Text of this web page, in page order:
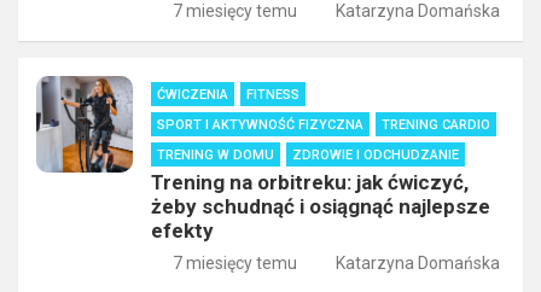
7 miesięcy temu Katarzyna Domańska
ĆWICZENIA
FITNESS
SPORT I AKTYWNOŚĆ FIZYCZNA
TRENING CARDIO
TRENING W DOMU
ZDROWIE I ODCHUDZANIE
Trening na orbitreku: jak ćwiczyć,
żeby schudnąć i osiągnąć najlepsze
efekty
7 miesięcy temu Katarzyna Domańska